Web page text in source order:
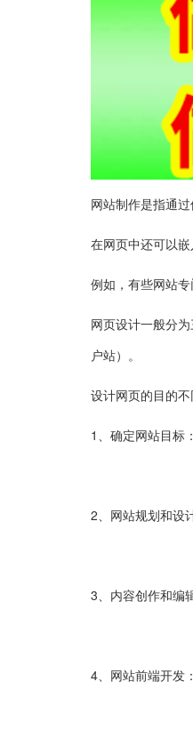
网站制作是指通
在网页中还可以
例如，有些网站
网页设计一般分
户站）。
设计网页的目的不
1、确定网站目标
2、网站规划和设
3、内容创作和编
4、网站前端开发